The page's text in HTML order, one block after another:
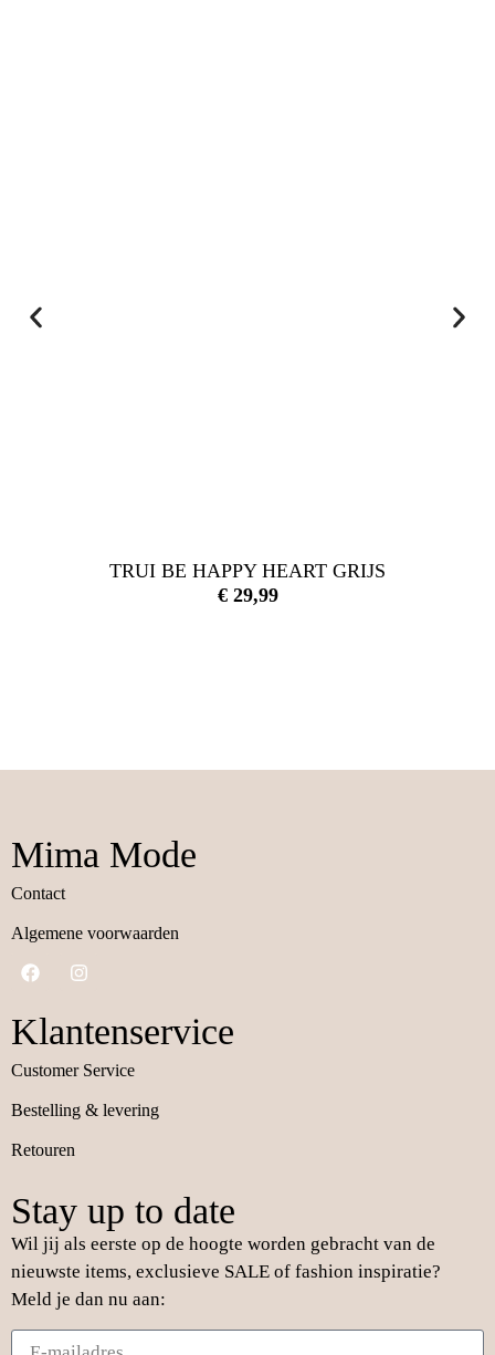
TRUI BE HAPPY HEART GRIJS
€29,99
Mima Mode
Contact
Algemene voorwaarden
Klantenservice
Customer Service
Bestelling & levering
Retouren
Stay up to date
Wil jij als eerste op de hoogte worden gebracht van de
nieuwste items, exclusieve SALE of fashion inspiratie?
Meld je dan nu aan: